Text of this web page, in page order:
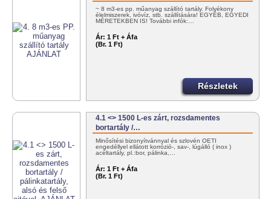
~ 8 m3-es pp. műanyag szállító tartály. Folyékony
élelmiszerek, ivóvíz, stb. szállítására! EGYÉB, EGYEDI
MÉRETEKBEN IS! További infók:…
Ár: 1 Ft + Áfa
(Br. 1 Ft)
Részletek
4.1 <> 1500 L-es zárt, rozsdamentes
bortartály /…
Minősítési bizonyítvánnyal és szlovén OÉTI
engedéllyel ellátott korrózió-, sav-, lúgálló ( inox )
acéltartály, pl.:bor, pálinka,…
Ár: 1 Ft + Áfa
(Br. 1 Ft)